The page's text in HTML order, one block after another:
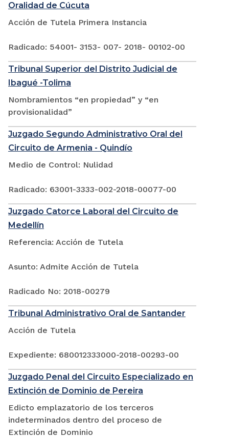
Oralidad de Cúcuta
Acción de Tutela Primera Instancia
Radicado: 54001- 3153- 007- 2018- 00102-00
Tribunal Superior del Distrito Judicial de
Ibagué -Tolima
Nombramientos “en propiedad” y “en
provisionalidad”
Juzgado Segundo Administrativo Oral del
Circuito de Armenia - Quindío
Medio de Control: Nulidad
Radicado: 63001-3333-002-2018-00077-00
Juzgado Catorce Laboral del Circuito de
Medellín
Referencia: Acción de Tutela
Asunto: Admite Acción de Tutela
Radicado No: 2018-00279
Tribunal Administrativo Oral de Santander
Acción de Tutela
Expediente: 680012333000-2018-00293-00
Juzgado Penal del Circuito Especializado en
Extinción de Dominio de Pereira
Edicto emplazatorio de los terceros
indeterminados dentro del proceso de
Extinción de Dominio